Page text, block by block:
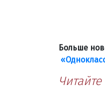
Больше